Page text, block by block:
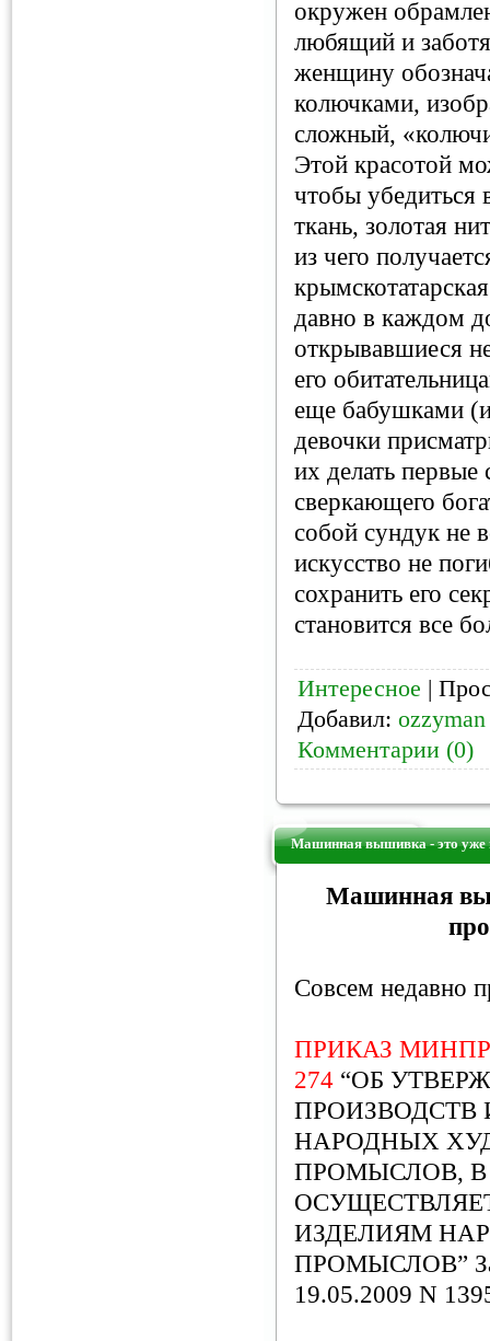
окружен
любящий и
женщину
колючками,
сложный,
Этой красотой
чтобы убедиться
ткань, золотая
из чего
давно в каждом
открывавшиеся
его
еще бабушками
девочки
их делать первые
сверкающего
собой сундук не
искусство не
сохранить его
становится все
Интересное |
Добавил: ozzyman
Комментарии (0)
Машинная вышивка - это уже
Машинная
Совсем недавно
ПРИКАЗ
274 “ОБ
ПРОИЗВОДСТВ
НАРОДНЫХ
ПРОМЫСЛОВ,
ИЗДЕЛИЯМ
ПРОМЫСЛОВ”
19.05.2009 N